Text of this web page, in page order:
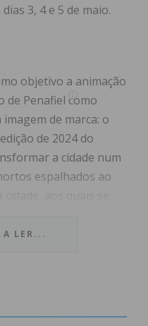
3, 4 e 5 de maio.
objetivo a animação
de Penafiel como
de marca: o
de 2024 do
a cidade num
espalhados ao
Antigos dos
A LER...